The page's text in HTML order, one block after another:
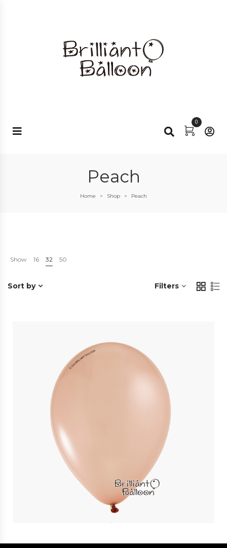
0
Peach
Home > Shop > Peach
Show 16 32 50
Filters
Sort by
11″ 珍珠香檳色 Pearl Peach | Qualatex